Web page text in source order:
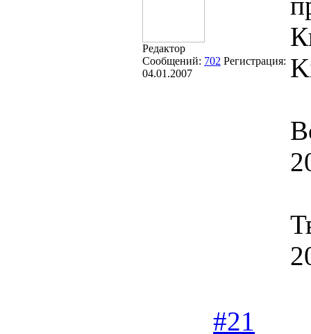
Редактор
Сообщений: 702 Регистрация:
04.01.2007
#21